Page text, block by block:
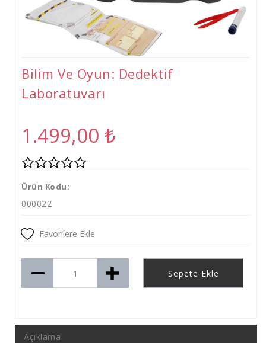
Gelişim Atölyeleri (2-6 Yaş)
Beceri Atölyeleri(5-12 Yaş)
Bilim Ve Oyun: Dedektif
Laboratuvarı
1.499,00 ₺
Ürün Kodu:
000022
Favorilere Ekle
Sepete Ekle
Açıklama